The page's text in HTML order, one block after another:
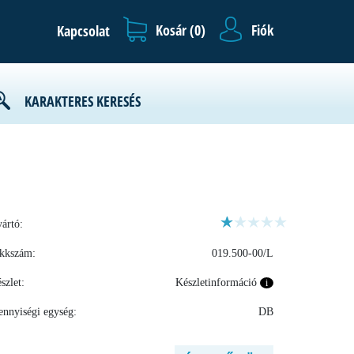
Kapcsolat Kosár (0) Fiók
KARAKTERES KERESÉS
019.500-00/L
Készletinformáció i
egység: DB